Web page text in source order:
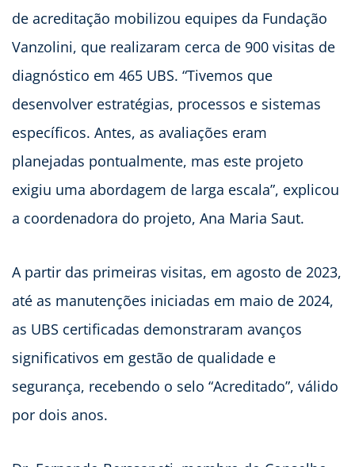
de acreditação mobilizou equipes da Fundação
Vanzolini, que realizaram cerca de 900 visitas de
diagnóstico em 465 UBS. “Tivemos que
desenvolver estratégias, processos e sistemas
específicos. Antes, as avaliações eram
planejadas pontualmente, mas este projeto
exigiu uma abordagem de larga escala”, explicou
a coordenadora do projeto, Ana Maria Saut.
A partir das primeiras visitas, em agosto de 2023,
até as manutenções iniciadas em maio de 2024,
as UBS certificadas demonstraram avanços
significativos em gestão de qualidade e
segurança, recebendo o selo “Acreditado”, válido
por dois anos.